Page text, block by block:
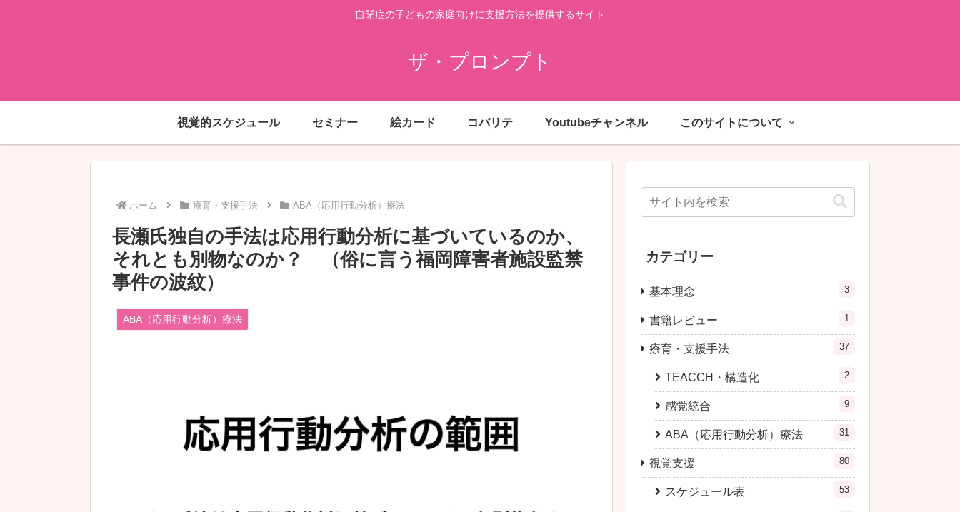
自閉症の子どもの家庭向けに支援方法を提供するサイト
ザ・プロンプト
視覚的スケジュール セミナー 絵カード コバリテ Youtubeチャンネル このサイトについて
ホーム 療育・支援手法 ABA（応用行動分析）療法
長瀬氏独自の手法は応用行動分析に基づいているのか、
それとも別物なのか？ （俗に言う福岡障害者施設監禁
事件の波紋）
ABA（応用行動分析）療法
カテゴリー
基本理念 3
書籍レビュー 1
療育・支援手法 37
TEACCH・構造化 2
感覚統合 9
ABA（応用行動分析）療法 31
視覚支援 80
スケジュール表 53